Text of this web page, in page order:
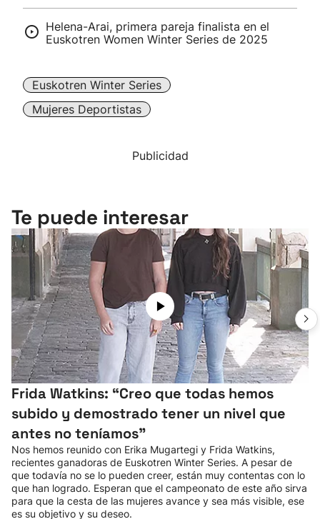
Helena-Arai, primera pareja finalista en el
Euskotren Women Winter Series de 2025
Euskotren Winter Series
Mujeres Deportistas
Publicidad
Te puede interesar
Frida Watkins: “Creo que todas hemos
subido y demostrado tener un nivel que
antes no teníamos”
Nos hemos reunido con Erika Mugartegi y Frida Watkins,
recientes ganadoras de Euskotren Winter Series. A pesar de
que todavía no se lo pueden creer, están muy contentas con lo
que han logrado. Esperan que el campeonato de este año sirva
para que la cesta de las mujeres avance y sea más visible, ese
es su objetivo y su deseo.